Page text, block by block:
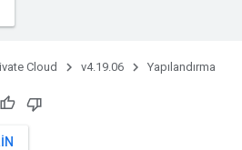
Cloud v4.19.06 Yapılandırma